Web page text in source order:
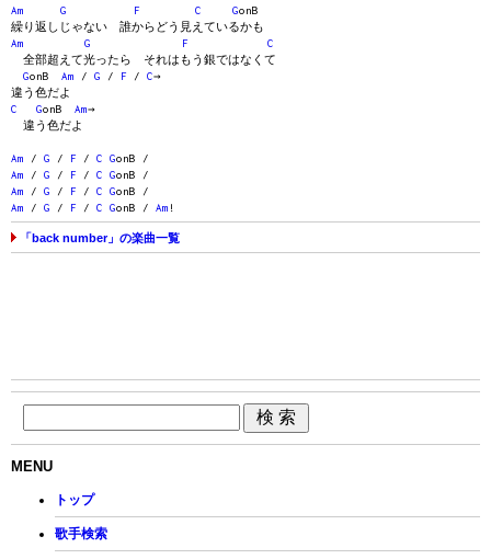
Am G F C GonB
繰り返しじゃない 誰からどう見えているかも
Am
G F
C
全部超えて光ったら それはもう銀ではなくて
GonB Am / G / F / C→
違う色だよ
C
GonB Am→
違う色だよ
Am / G / F / C GonB /
Am / G / F / C GonB /
Am / G / F / C GonB /
Am / G / F / C GonB / Am !
「back number」の楽曲一覧
MENU
トップ
歌手検索